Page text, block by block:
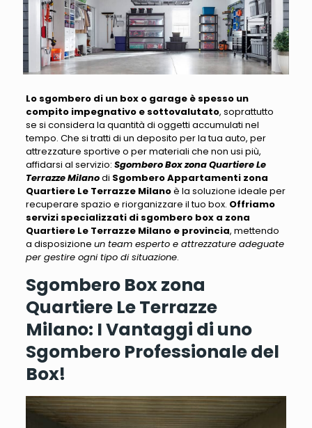
Lo sgombero di un box o garage è spesso un
compito impegnativo e sottovalutato, soprattutto
se si considera la quantità di oggetti accumulati nel
tempo. Che si tratti di un deposito per la tua auto, per
attrezzature sportive o per materiali che non usi più,
affidarsi al servizio: Sgombero Box zona Quartiere Le
Terrazze Milanodi Sgombero Appartamenti zona
Quartiere Le Terrazze Milanoè la soluzione ideale per
recuperare spazio e riorganizzare il tuo box. Offriamo
servizi specializzati di sgombero box a zona
Quartiere Le Terrazze Milano e provincia, mettendo
a disposizione un team esperto e attrezzature adeguate
per gestire ogni tipo di situazione.
Sgombero Box zona
Quartiere Le Terrazze
Milano: I Vantaggi di uno
Sgombero Professionale del
Box!